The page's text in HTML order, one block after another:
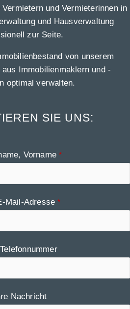
und Vermieterinnen in
und Hausverwaltung
zur Seite.
von unserem
Immobilienmaklern und -
optimal verwalten.
SIE UNS:
Vorname *
Mail-Adresse *
Telefonnummer
Nachricht